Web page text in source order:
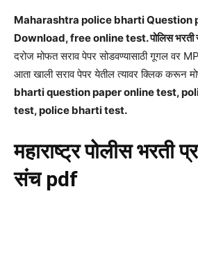
Maharashtra police bharti Question
Download, free online test. पोलिस भरती
दरोज मोफत सराव पेपर सोडवण्यासाठी गूगल वर
आता खाली सराव पेपर येतील त्यावर क्लिक करून
bharti question paper online test,
test, police bharti test.
महाराष्ट्र पोलीस भरती
संच pdf